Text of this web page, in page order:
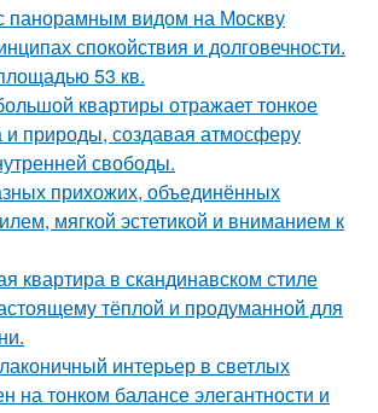
панорамным видом на Москву
спокойствия и долговечности.
53 кв.
квартиры отражает тонкое
и природы, создавая атмосферу
свободы.
прихожих, объединённых
мягкой эстетикой и вниманием к
квартира в скандинавском стиле
тёплой и продуманной для
интерьер в светлых
на тонком балансе элегантности и